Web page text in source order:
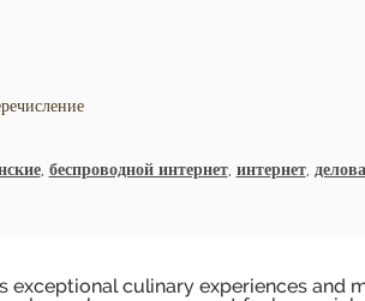
, беспроводной интернет, интернет,
exceptional culinary experiences and